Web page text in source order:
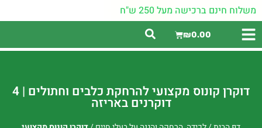
משלוח חינם ברכישה מעל 250 ש"ח
₪0.00
דוקרן קונוס מקצועי להרחקת כלבים וחתולים | 4
דוקרנים באריזה